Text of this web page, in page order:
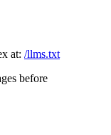
at: /llms.txt
before